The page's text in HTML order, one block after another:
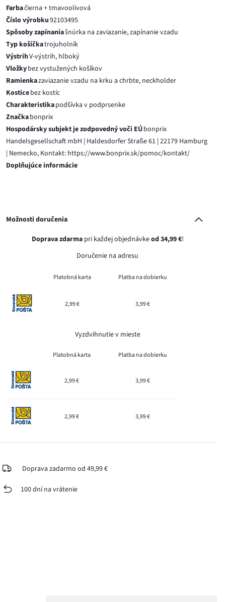
Farbačierna + tmavoolivová
Číslo výrobku92103495
Spôsoby zapínaniašnúrka na zaviazanie, zapínanie vzadu
Typ košíčkatrojuholník
VýstrihV-výstrih, hlboký
Vložkybez vystužených košíkov
Ramienkazaviazanie vzadu na krku a chrbte, neckholder
Kosticebez kostíc
Charakteristikapodšívka v podprsenke
Značkabonprix
Hospodársky subjekt je zodpovedný voči EÚbonprix
Handelsgesellschaft mbH | Haldesdorfer Straße 61 | 22179 Hamburg
| Nemecko, Kontakt: https://www.bonprix.sk/pomoc/kontakt/
Doplňujúce informácie
Možnosti doručenia
Doprava zdarmapri každej objednávkeod 34,99 €!
Doručenie na adresu
Platobná karta Platba na dobierku
2,99 € 3,99 €
Vyzdvihnutie v mieste
Platobná karta Platba na dobierku
2,99 € 3,99 €
2,99 € 3,99 €
Doprava zadarmo od 49,99 €
100 dní na vrátenie